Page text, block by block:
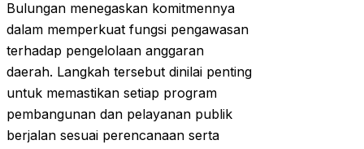
Bulungan menegaskan komitmennya
dalam memperkuat fungsi pengawasan
terhadap pengelolaan anggaran
daerah. Langkah tersebut dinilai penting
untuk memastikan setiap program
pembangunan dan pelayanan publik
berjalan sesuai perencanaan serta